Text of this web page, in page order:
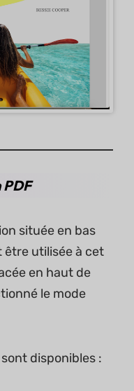
PDF
située en bas
utilisée à cet
en haut de
le mode
disponibles :